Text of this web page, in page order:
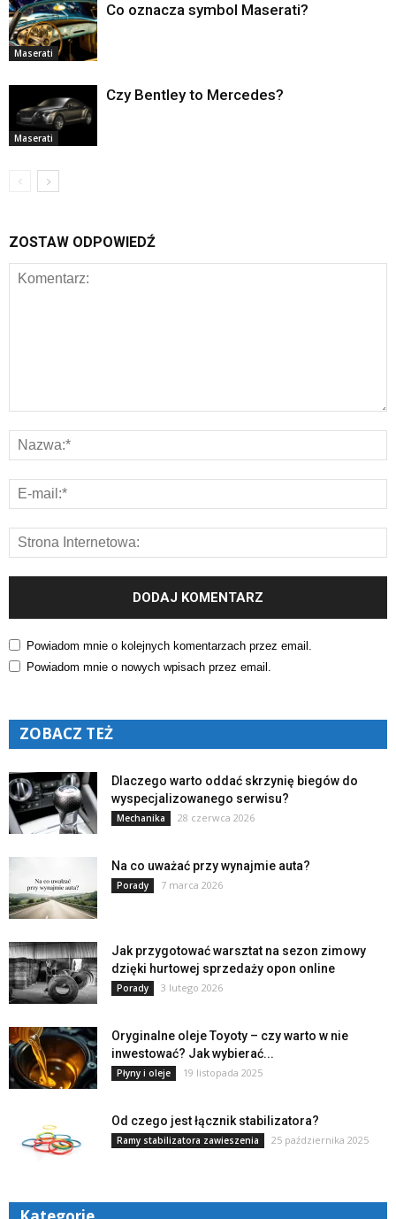
Maserati
Co oznacza symbol Maserati?
Maserati
Czy Bentley to Mercedes?
ZOSTAW ODPOWIEDŹ
Powiadom mnie o kolejnych komentarzach przez email.
Powiadom mnie o nowych wpisach przez email.
ZOBACZ TEŻ
Dlaczego warto oddać skrzynię biegów do
wyspecjalizowanego serwisu?
Mechanika 28 czerwca 2026
Na co uważać przy wynajmie auta?
Porady 7 marca 2026
Jak przygotować warsztat na sezon zimowy
dzięki hurtowej sprzedaży opon online
Porady 3 lutego 2026
Oryginalne oleje Toyoty – czy warto w nie
inwestować? Jak wybierać...
Płyny i oleje 19 listopada 2025
Od czego jest łącznik stabilizatora?
Ramy stabilizatora zawieszenia 25 października 2025